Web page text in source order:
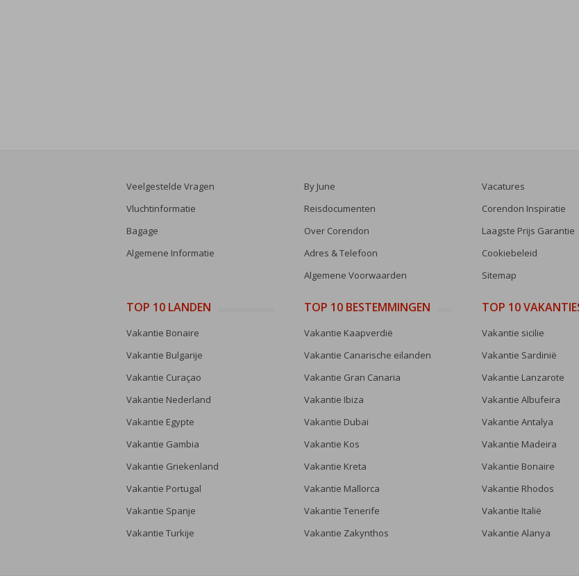
Veelgestelde Vragen
Vluchtinformatie
Bagage
Algemene Informatie
By June
Reisdocumenten
Over Corendon
Adres & Telefoon
Algemene Voorwaarden
Vacatures
Corendon Inspiratie
Laagste Prijs Garantie
Cookiebeleid
Sitemap
TOP 10 LANDEN
Vakantie Bonaire
Vakantie Bulgarije
Vakantie Curaçao
Vakantie Nederland
Vakantie Egypte
Vakantie Gambia
Vakantie Griekenland
Vakantie Portugal
Vakantie Spanje
Vakantie Turkije
TOP 10 BESTEMMINGEN
Vakantie Kaapverdië
Vakantie Canarische eilanden
Vakantie Gran Canaria
Vakantie Ibiza
Vakantie Dubai
Vakantie Kos
Vakantie Kreta
Vakantie Mallorca
Vakantie Tenerife
Vakantie Zakynthos
TOP 10
Vakantie sicilie
Vakantie Sardinië
Vakantie Lanzarote
Vakantie Albufeira
Vakantie Antalya
Vakantie Madeira
Vakantie Bonaire
Vakantie Rhodos
Vakantie Italië
Vakantie Alanya